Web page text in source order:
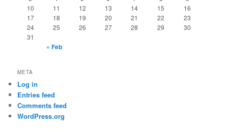
10
11 12 13 14 15
16
17
18 19 20 21 22
23
24
25 26 27 28 29
30
31
« Feb
META
Log in
Entries feed
Comments feed
WordPress.org